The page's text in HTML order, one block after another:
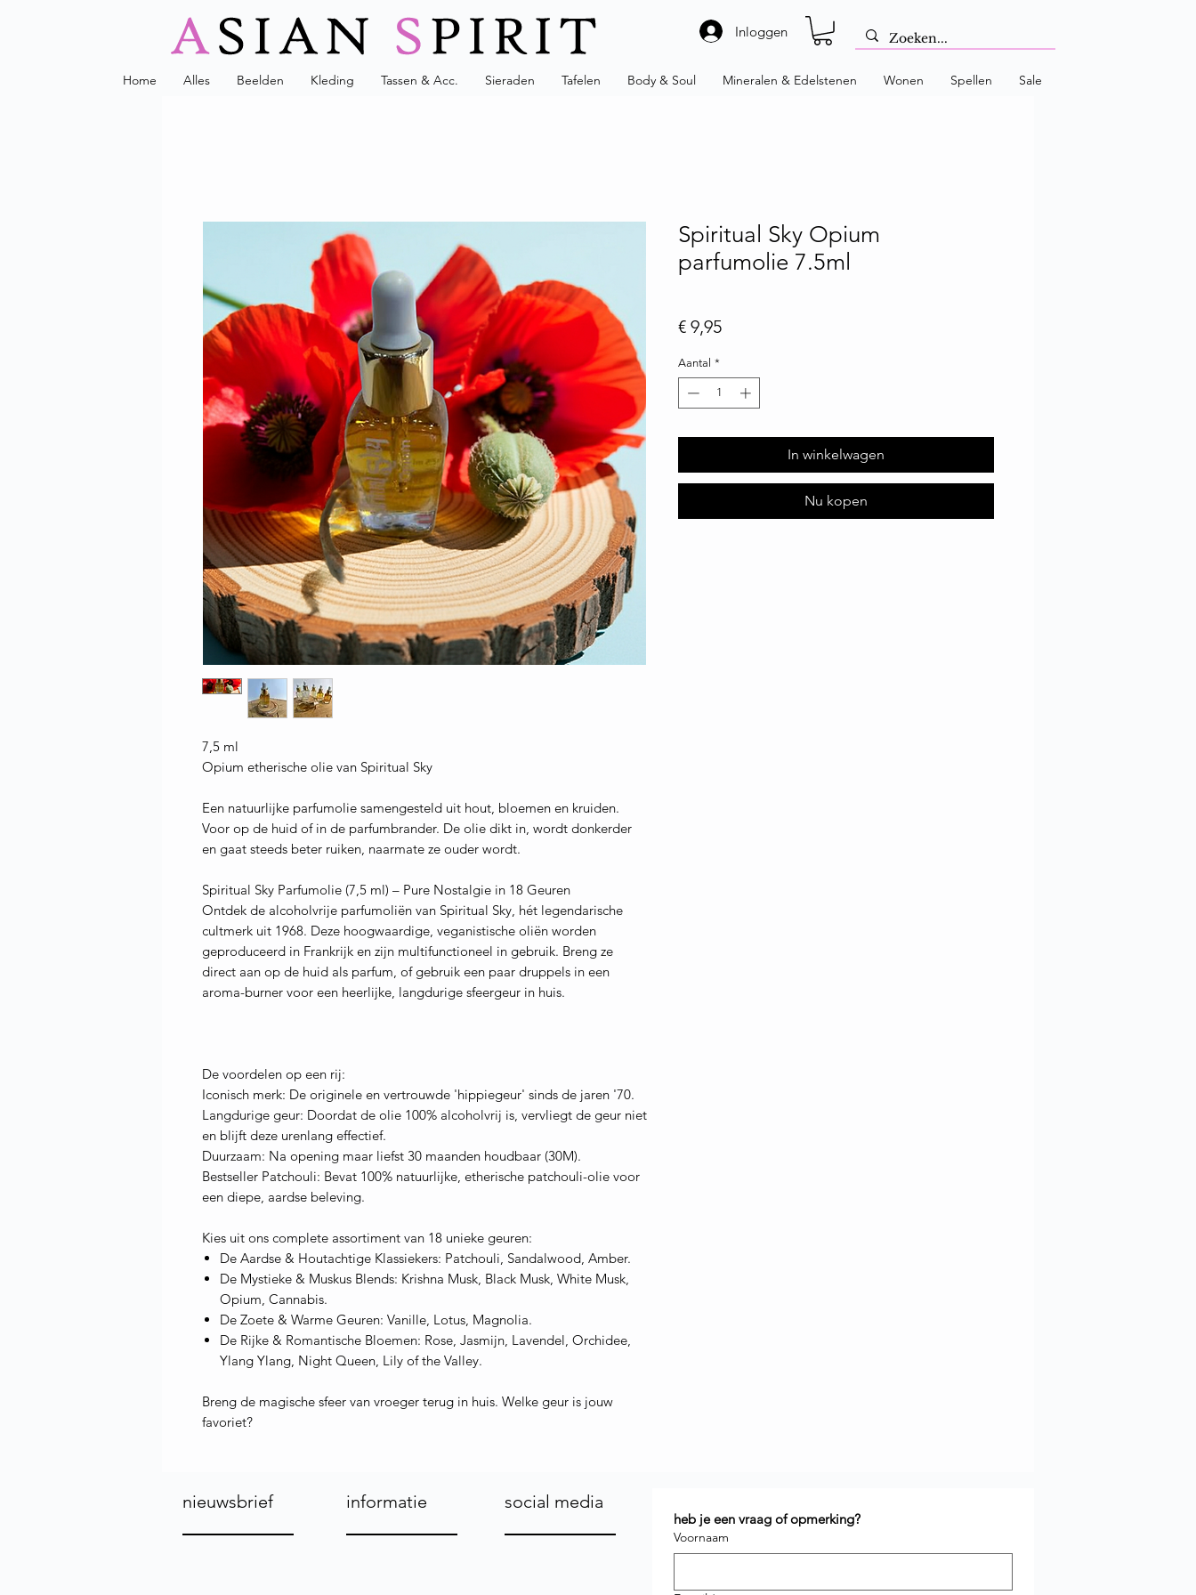
Inloggen
Home Alles Beelden Kleding Tassen & Acc. Sieraden Tafelen Body & Soul Mineralen & Edelstenen Wonen Spellen Sale
7,5 ml
Opium etherische olie van Spiritual Sky
Een natuurlijke parfumolie samengesteld uit hout, bloemen en kruiden.
Voor op de huid of in de parfumbrander. De olie dikt in, wordt donkerder
en gaat steeds beter ruiken, naarmate ze ouder wordt.
Spiritual Sky Parfumolie (7,5 ml) – Pure Nostalgie in 18 Geuren
Ontdek de alcoholvrije parfumoliën van Spiritual Sky, hét legendarische
cultmerk uit 1968. Deze hoogwaardige, veganistische oliën worden
geproduceerd in Frankrijk en zijn multifunctioneel in gebruik. Breng ze
direct aan op de huid als parfum, of gebruik een paar druppels in een
aroma-burner voor een heerlijke, langdurige sfeergeur in huis.
De voordelen op een rij:
Iconisch merk: De originele en vertrouwde 'hippiegeur' sinds de jaren '70.
Langdurige geur: Doordat de olie 100% alcoholvrij is, vervliegt de geur niet
en blijft deze urenlang effectief.
Duurzaam: Na opening maar liefst 30 maanden houdbaar (30M).
Bestseller Patchouli: Bevat 100% natuurlijke, etherische patchouli-olie voor
een diepe, aardse beleving.
Kies uit ons complete assortiment van 18 unieke geuren:
De Aardse & Houtachtige Klassiekers: Patchouli, Sandalwood, Amber.
De Mystieke & Muskus Blends: Krishna Musk, Black Musk, White Musk,
Opium, Cannabis.
De Zoete & Warme Geuren: Vanille, Lotus, Magnolia.
De Rijke & Romantische Bloemen: Rose, Jasmijn, Lavendel, Orchidee,
Ylang Ylang, Night Queen, Lily of the Valley.
Breng de magische sfeer van vroeger terug in huis. Welke geur is jouw
favoriet?
Spiritual Sky Opium
parfumolie 7.5ml
€ 9,95Prijs
Aantal *
In winkelwagen
Nu kopen
nieuwsbrief informatie social media
heb je een vraag of opmerking?
Voornaam